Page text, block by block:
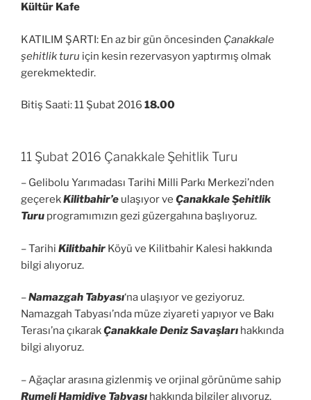
Kültür Kafe
KATILIM ŞARTI: En az bir gün öncesinden Çanakkale
şehitlik turu için kesin rezervasyon yaptırmış olmak
gerekmektedir.
Bitiş Saati: 11 Şubat 2016 18.00
11 Şubat 2016 Çanakkale Şehitlik Turu
– Gelibolu Yarımadası Tarihi Milli Parkı Merkezi’nden
geçerekKilitbahir’e ulaşıyor ve Çanakkale Şehitlik
Turu programımızın gezi güzergahına başlıyoruz.
– Tarihi Kilitbahir Köyü ve Kilitbahir Kalesi hakkında
bilgi alıyoruz.
–Namazgah Tabyası‘na ulaşıyor ve geziyoruz.
Namazgah Tabyası’nda müze ziyareti yapıyor ve Bakı
Terası’na çıkarakÇanakkale Deniz Savaşları hakkında
bilgi alıyoruz.
– Ağaçlar arasına gizlenmiş ve orjinal görünüme sahip
Rumeli Hamidiye Tabyası hakkında bilgiler alıyoruz.